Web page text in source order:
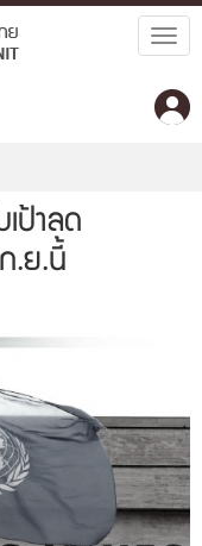
ป้าลด
.ย.นี้